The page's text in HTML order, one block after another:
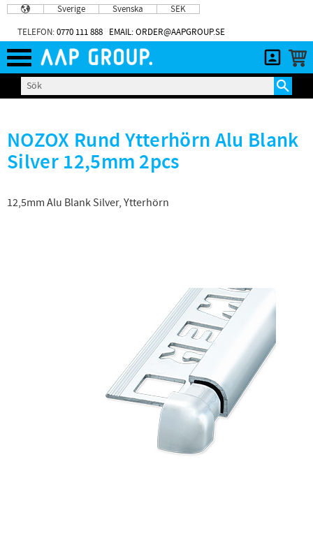
Meny
Sverige Svenska SEK
TELEFON:0770 111 888 EMAIL: ORDER@AAPGROUP.SE
NOZOX Rund Ytterhörn Alu Blank
Silver 12,5mm 2pcs
12,5mm Alu Blank Silver, Ytterhörn